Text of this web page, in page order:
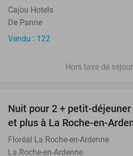
Cajou Hotels
De Panne
Vendu : 122
Hors taxe de
Nuit pour 2 + petit-
et plus à La Roche-en-
Floréal La Roche-en-Ardenne
La Roche-en-Ardenne